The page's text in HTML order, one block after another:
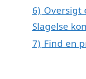
6) Oversigt
Slagelse
7) Find en